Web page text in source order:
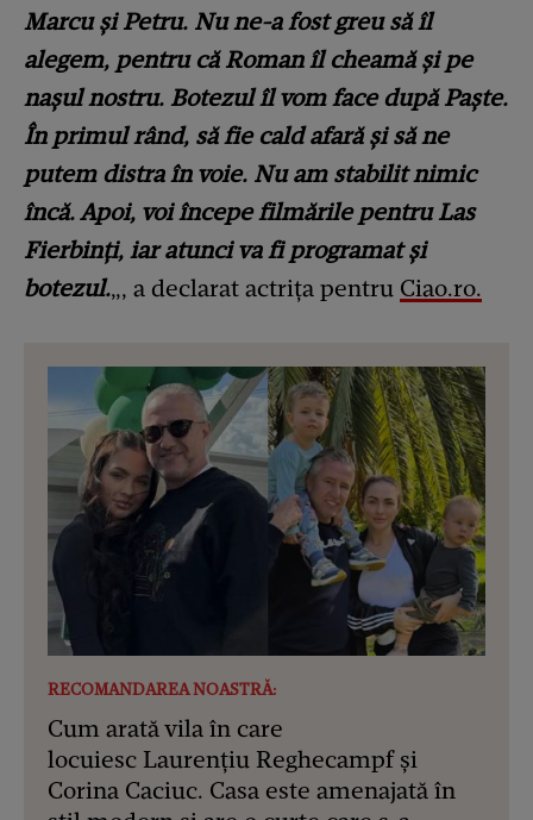
Marcu și Petru. Nu ne-a fost greu să îl
alegem, pentru că Roman îl cheamă și pe
nașul nostru. Botezul îl vom face după Paște.
În primul rând, să fie cald afară și să ne
putem distra în voie. Nu am stabilit nimic
încă. Apoi, voi începe filmările pentru Las
Fierbinți, iar atunci va fi programat și
botezul.„, a declarat actrița pentru Ciao.ro.
RECOMANDAREA NOASTRĂ:
Cum arată vila în care
locuiesc Laurențiu Reghecampf și
Corina Caciuc. Casa este amenajată în